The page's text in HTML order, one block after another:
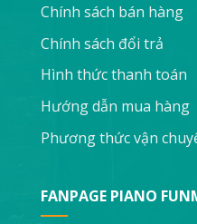
Chính sách bán hàng
Chính sách đổi trả
Hình thức thanh toán
Hướng dẫn mua hàng
Phương thức vận
FANPAGE PIANO